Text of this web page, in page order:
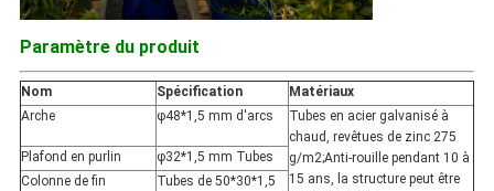
Paramètre du produit
Nom Spécification
Matériaux
Arche
φ48*1,5 mm d'arcs
Tubes en acier galvanisé à
chaud, revêtues de zinc 275
g/m2;Anti-rouille pendant 10 à
15 ans, la structure peut être
Plafond en purlin
φ32*1,5 mm Tubes
Colonne de fin
Tubes de 50*30*1,5